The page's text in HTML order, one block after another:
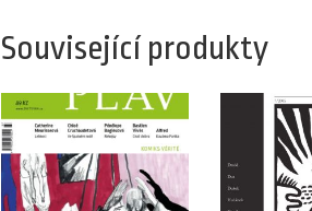
Související produkty